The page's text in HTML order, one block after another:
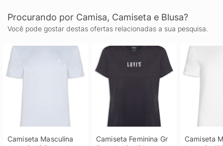
Procurando por Camisa, Camiseta e Blusa?
Você pode gostar destas ofertas relacionadas a sua pesquisa.
Camiseta Masculina
Camiseta Feminina Gr
Camiseta